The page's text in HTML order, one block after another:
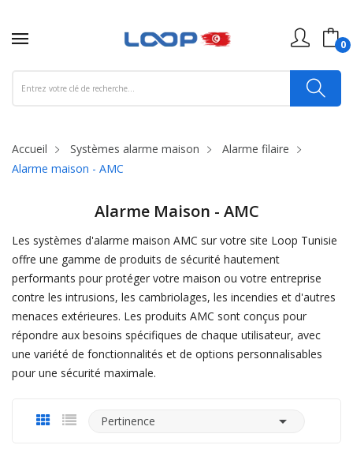
0
Accueil Systèmes alarme maison
Alarme filaire
Alarme maison - AMC
Alarme Maison - AMC
Les systèmes d'alarme maison AMC sur votre site Loop Tunisie
offre une gamme de produits de sécurité hautement
performants pour protéger votre maison ou votre entreprise
contre les intrusions, les cambriolages, les incendies et d'autres
menaces extérieures. Les produits AMC sont conçus pour
répondre aux besoins spécifiques de chaque utilisateur, avec
une variété de fonctionnalités et de options personnalisables
pour une sécurité maximale.
Pertinence 